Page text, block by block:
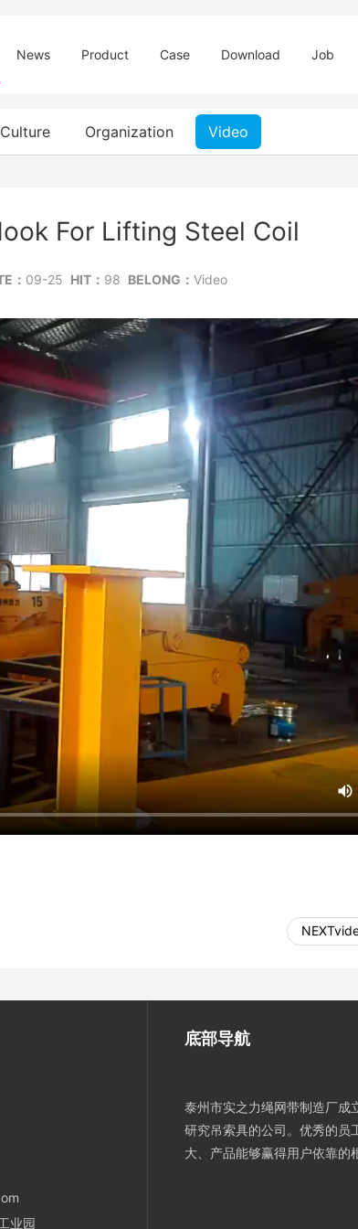
News Product Case Download Job
Culture Organization Video
For Lifting Steel Coil
： 09-25 HIT： 98 BELONG： Video
业园
底部导航
泰州市实之力绳网带制造厂
研究吊索具的公司。优秀的员
大、产品能够赢得用户依靠的